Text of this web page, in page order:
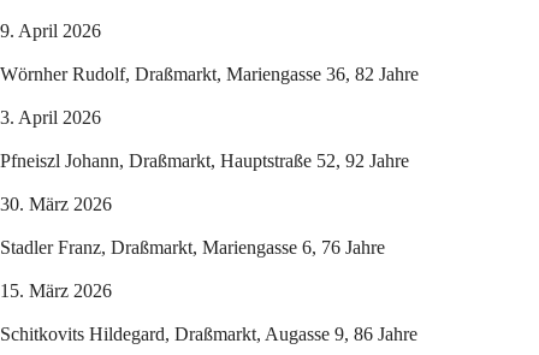
9. April 2026
Wörnher Rudolf, Draßmarkt, Mariengasse 36, 82 Jahre
3. April 2026
Pfneiszl Johann, Draßmarkt, Hauptstraße 52, 92 Jahre
30. März 2026
Stadler Franz, Draßmarkt, Mariengasse 6, 76 Jahre
15. März 2026
Schitkovits Hildegard, Draßmarkt, Augasse 9, 86 Jahre